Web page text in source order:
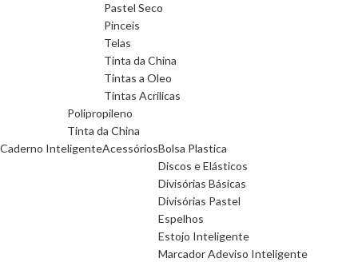
Pastel Seco
Pinceis
Telas
Tinta da China
Tintas a Oleo
Tintas Acrilicas
Polipropileno
Tinta da China
Caderno InteligenteAcessóriosBolsa Plastica
Discos e Elásticos
Divisórias Básicas
Divisórias Pastel
Espelhos
Estojo Inteligente
Marcador Adeviso Inteligente